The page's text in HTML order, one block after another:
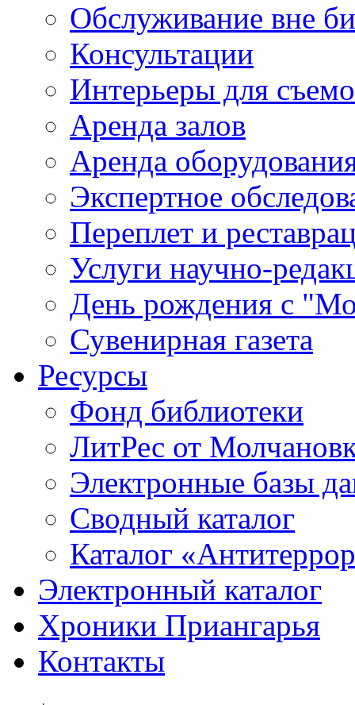
Обслуживание вне
Консультации
Интерьеры для
Аренда залов
Аренда
Экспертное
Переплет и
Услуги научно-
День рождения с
Сувенирная газета
Ресурсы
Фонд библиотеки
ЛитРес от
Электронные базы
Сводный каталог
Каталог
Электронный каталог
Хроники Приангарья
Контакты